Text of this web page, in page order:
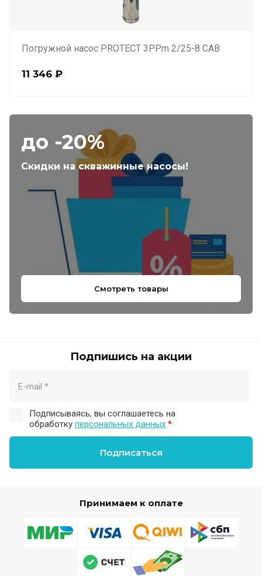
Погружной насос PROTECT 3PPm 2/25-8 CAB
11 346 ₽
до -20%
Скидки на скважинные насосы!
Смотреть товары
Подпишись на акции
Подписываясь, вы соглашаетесь на
обработку персональных данных *
Подписаться
Принимаем к оплате